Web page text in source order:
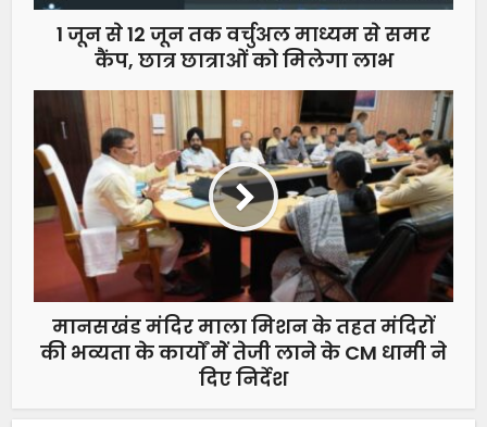
1 जून से 12 जून तक वर्चुअल माध्यम से समर
कैंप, छात्र छात्राओं को मिलेगा लाभ
मानसखंड मंदिर माला मिशन के तहत मंदिरों
की भव्यता के कार्याें मेें तेजी लाने के CM धामी ने
दिए निर्देश